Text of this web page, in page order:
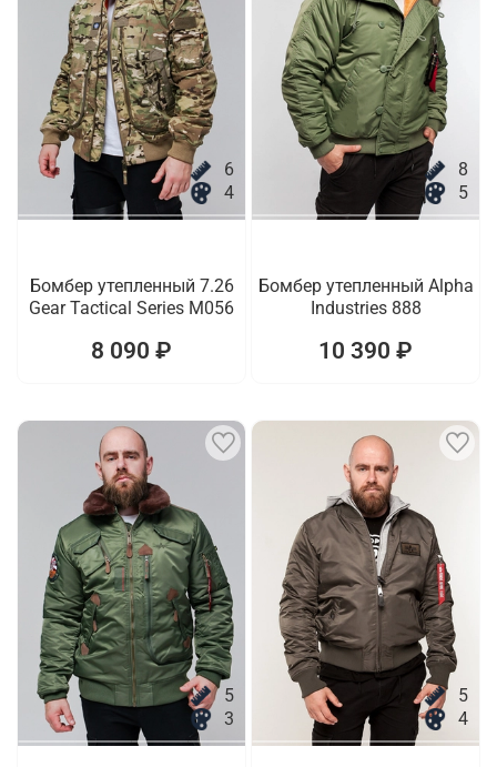
6
4
Бомбер утепленный 7.26
Gear Tactical Series M056
8 090 ₽
8
5
Бомбер утепленный Alpha
Industries 888
10 390 ₽
5
3
5
4